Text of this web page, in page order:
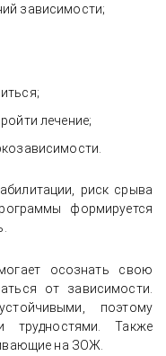
зависимости;
лечение;
риск срыва
формируется
осознать свою
от зависимости.
поэтому
трудностями. Также
на ЗОЖ.